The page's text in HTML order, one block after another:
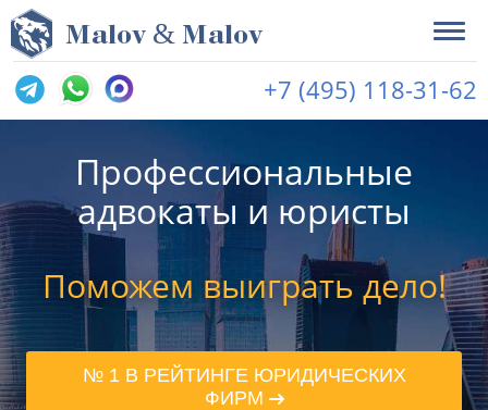
Malov & Malov
+7 (495) 118-31-62
Профессиональные
адвокаты и юристы
Поможем выиграть дело!
№ 1 В РЕЙТИНГЕ ЮРИДИЧЕСКИХ
ФИРМ